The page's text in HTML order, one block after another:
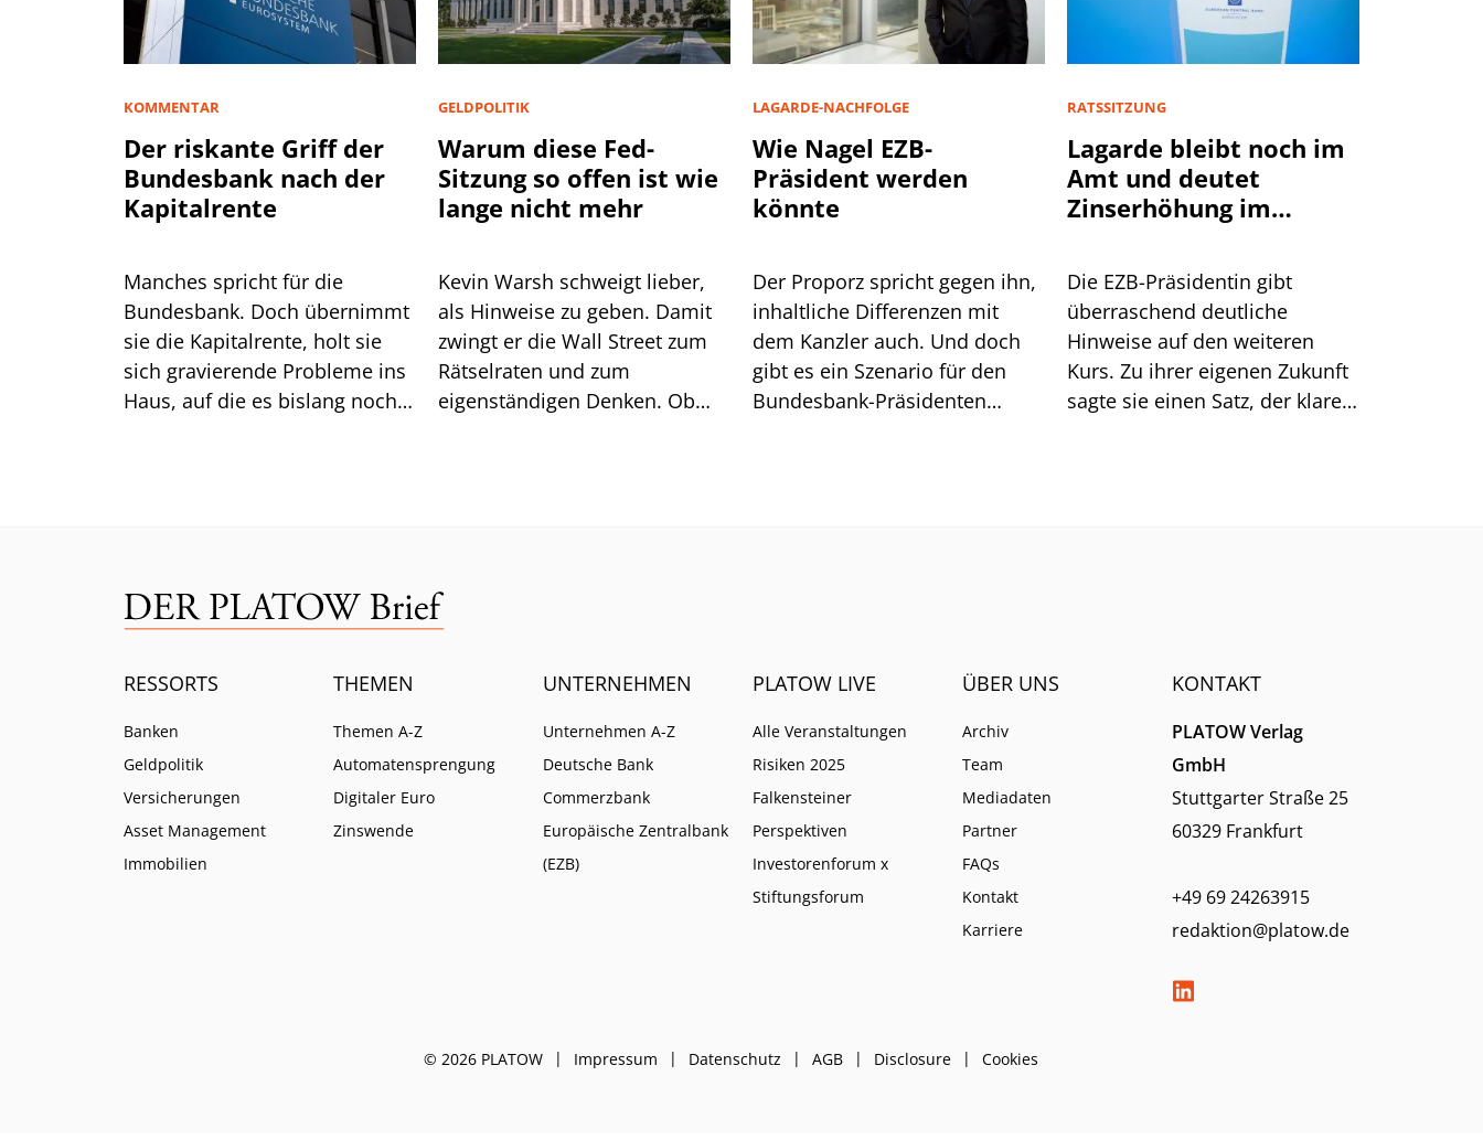
KOMMENTAR
Der riskante Griff der
Bundesbank nach der
Kapitalrente
Manches spricht für die
Bundesbank. Doch übernimmt
sie die Kapitalrente, holt sie
sich gravierende Probleme ins
Haus, auf die es bislang noch
GELDPOLITIK
Warum diese Fed-
Sitzung so offen ist wie
lange nicht mehr
Kevin Warsh schweigt lieber,
als Hinweise zu geben. Damit
zwingt er die Wall Street zum
Rätselraten und zum
eigenständigen Denken. Ob
LAGARDE-NACHFOLGE
Wie Nagel EZB-
Präsident werden
könnte
Der Proporz spricht gegen ihn,
inhaltliche Differenzen mit
dem Kanzler auch. Und doch
gibt es ein Szenario für den
Bundesbank-Präsidenten
RATSSITZUNG
Lagarde bleibt noch im
Amt und deutet
Zinserhöhung im
Die EZB-Präsidentin gibt
überraschend deutliche
Hinweise auf den weiteren
Kurs. Zu ihrer eigenen Zukunft
sagte sie einen Satz, der klarer
RESSORTS
Banken
Geldpolitik
Versicherungen
Asset Management
Immobilien
THEMEN
Themen A-Z
Automatensprengung
Digitaler Euro
Zinswende
UNTERNEHMEN
Unternehmen A-Z
Deutsche Bank
Commerzbank
Europäische Zentralbank
(EZB)
PLATOW LIVE
Alle Veranstaltungen
Risiken 2025
Falkensteiner
Perspektiven
Investorenforum x
Stiftungsforum
ÜBER UNS
Archiv
Team
Mediadaten
Partner
FAQs
Kontakt
Karriere
KONTAKT
PLATOW Verlag
GmbH
Stuttgarter Straße 25
60329 Frankfurt
+49 69 24263915
redaktion@platow.de
© 2026 PLATOW Impressum Datenschutz AGB Disclosure Cookies